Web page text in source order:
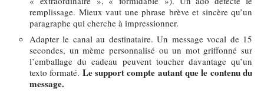
remplissage. Mieux vaut une phrase brève et sincère qu’un
paragraphe qui cherche à impressionner.
Adapter le canal au destinataire. Un message vocal de 15
secondes, un mème personnalisé ou un mot griffonné sur
l’emballage du cadeau peuvent toucher davantage qu’un
texto formaté. Le support compte autant que le contenu du
message.